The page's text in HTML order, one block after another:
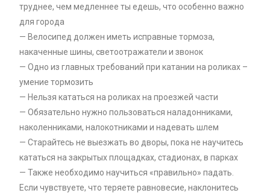
труднее, чем медленнее ты едешь, что особенно важно
для города
— Велосипед должен иметь исправные тормоза,
накаченные шины, светоотражатели и звонок
— Одно из главных требований при катании на роликах –
умение тормозить
— Нельзя кататься на роликах на проезжей части
— Обязательно нужно пользоваться наладонниками,
наколенниками, налокотниками и надевать шлем
— Старайтесь не выезжать во дворы, пока не научитесь
кататься на закрытых площадках, стадионах, в парках
— Также необходимо научиться «правильно» падать.
Если чувствуете, что теряете равновесие, наклонитесь